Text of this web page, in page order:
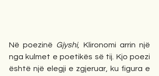
Në poezinë Gjyshi, Klironomi arrin një
nga kulmet e poetikës së tij. Kjo poezi
është një elegji e zgjeruar, ku figura e